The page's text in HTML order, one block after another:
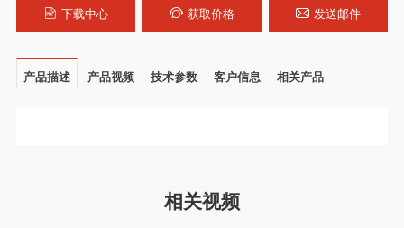
下载中心 获取价格 发送邮件
产品描述 产品视频 技术参数 客户信息 相关产品
相关视频